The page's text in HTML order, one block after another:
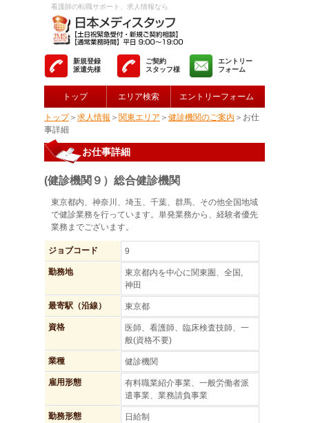
看護師の転職サポート、求人情報なら
新規登録
派遣先様
ご契約
スタッフ様
エントリー
フォーム
トップ エリア検索 エントリーフォーム
トップ＞ 求人情報 ＞ 関東エリア ＞ 健診機関のご案内 ＞お仕
事詳細
お仕事詳細
(健診機関９）総合健診機関
東京都内、神奈川、埼玉、千葉、群馬、その他全国地域
で健診業務を行っています。単発業務から、経験者優先
業務までございます。
ジョブコード 9
勤務地
東京都内を中心に関東圏、全国,
神田
最寄駅（沿線） 東京都
資格
医師、看護師、臨床検査技師、一
般(資格不要)
業種 健診機関
雇用形態
有料職業紹介事業、一般労働者派
遣事業、業務請負事業
勤務形態 日給制